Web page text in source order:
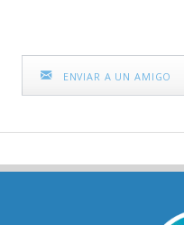
ENVIAR A UN AMIGO